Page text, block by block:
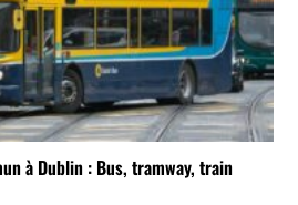
à Dublin : Bus, tramway, train